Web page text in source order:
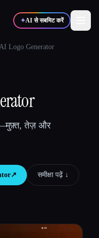
✦AI से सबमिट करें
Logo Generator
तेज़ और
↗︎ समीक्षा पढ़ें ↓︎